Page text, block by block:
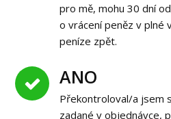
pro mě, mohu 30 dní
o vrácení peněz v plné
peníze zpět.
ANO
Překontroloval/a jsem
zadané v objednávce,